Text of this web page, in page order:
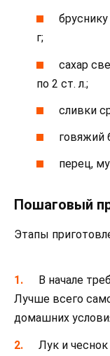
г;
сахар
по 2 ст. л.;
сливки
говяжий
перец,
Пошаговый
Этапы
В начале
Лучше всего
домашних
Лук и